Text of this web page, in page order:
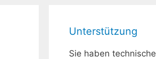
Unterstützung
Sie haben technische